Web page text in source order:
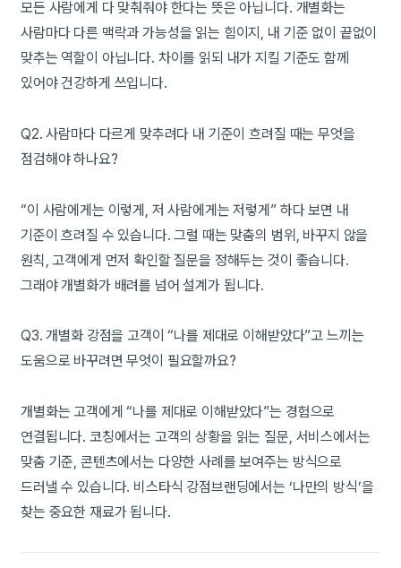
모든 사람에게 다 맞춰줘야 한다는 뜻은 아닙니다. 개별화는
사람마다 다른 맥락과 가능성을 읽는 힘이지, 내 기준 없이 끝없이
맞추는 역할이 아닙니다. 차이를 읽되 내가 지킬 기준도 함께
있어야 건강하게 쓰입니다.
Q2. 사람마다 다르게 맞추려다 내 기준이 흐려질 때는 무엇을
점검해야 하나요?
“이 사람에게는 이렇게, 저 사람에게는 저렇게” 하다 보면 내
기준이 흐려질 수 있습니다. 그럴 때는 맞춤의 범위, 바꾸지 않을
원칙, 고객에게 먼저 확인할 질문을 정해두는 것이 좋습니다.
그래야 개별화가 배려를 넘어 설계가 됩니다.
Q3. 개별화 강점을 고객이 “나를 제대로 이해받았다”고 느끼는
도움으로 바꾸려면 무엇이 필요할까요?
개별화는 고객에게 “나를 제대로 이해받았다”는 경험으로
연결됩니다. 코칭에서는 고객의 상황을 읽는 질문, 서비스에서는
맞춤 기준, 콘텐츠에서는 다양한 사례를 보여주는 방식으로
드러낼 수 있습니다. 비스타식 강점브랜딩에서는 ‘나만의 방식’을
찾는 중요한 재료가 됩니다.